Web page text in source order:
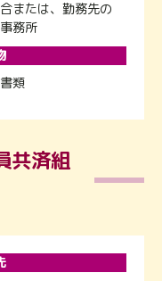
または、勤務先の
務所
類
共済組